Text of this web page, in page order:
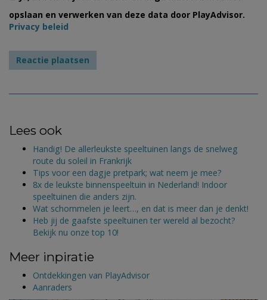
opslaan en verwerken van deze data door PlayAdvisor.
Privacy beleid
Lees ook
Handig! De allerleukste speeltuinen langs de snelweg
route du soleil in Frankrijk
Tips voor een dagje pretpark; wat neem je mee?
8x de leukste binnenspeeltuin in Nederland! Indoor
speeltuinen die anders zijn.
Wat schommelen je leert…, en dat is meer dan je denkt!
Heb jij de gaafste speeltuinen ter wereld al bezocht?
Bekijk nu onze top 10!
Meer inpiratie
Ontdekkingen van PlayAdvisor
Aanraders